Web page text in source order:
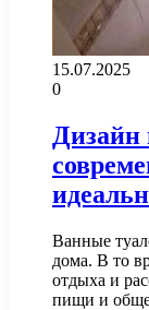
15.07.2025
0
Дизайн
Ванные
дома. В то
отдыха и
пищи и